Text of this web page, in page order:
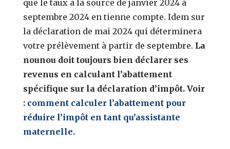
que le taux à la source de janvier 2024 à
septembre 2024 en tienne compte. Idem sur
la déclaration de mai 2024 qui déterminera
votre prélèvement à partir de septembre. La
nounou doit toujours bien déclarer ses
revenus en calculant l’abattement
spécifique sur la déclaration d’impôt. Voir
: comment calculer l’abattement pour
réduire l’impôt en tant qu’assistante
maternelle.